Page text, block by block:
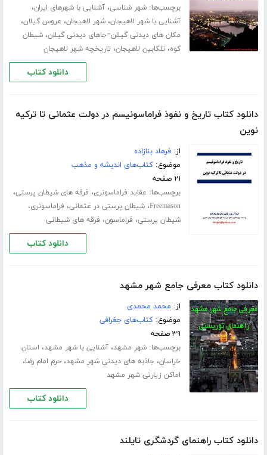
برچسب‌ها:شهر شناسی،آشنایی با شهرهای ایران،
آشنایی با شهر لاهیجان،شهر لاهیجان، عروس گیلان،
مکان های دیدنی گیلان=جاهای دیدنی گیلان،شیطان
کوه، تلکابین لاهیجان، تاریخچه شهر لاهیجان
دانلود کتاب
دانلود کتاب تاریخ و نفوذ فراماسونیسم در دولت عثمانی تا ترکیه
نوین
از:فرهاد بنازاده
موضوع:کتاب‌های اندیشه و مذهب
۲۱ صفحه
برچسب‌ها: عقاید فراماسونری، فرقه های شیطان پرستی،
Freemason،شیطان پرستی در عثمانی، فراماسونری،
شیطان پرستی، فراماسون، فرقه های شیطانی
دانلود کتاب
دانلود کتاب معرفی جامع شهر مشهد
از: محمد محمدی
موضوع:کتاب‌های جغرافی
۳۹ صفحه
برچسب‌ها:شهر مشهد،آشنایی با شهر مشهد، استان
خراسان، جاذبه های دیدنی شهر مشهد،حرم امام رضا،
اماکن زیارتی شهر مشهد
دانلود کتاب
دانلود کتاب راهنمای گردشگری تایلند